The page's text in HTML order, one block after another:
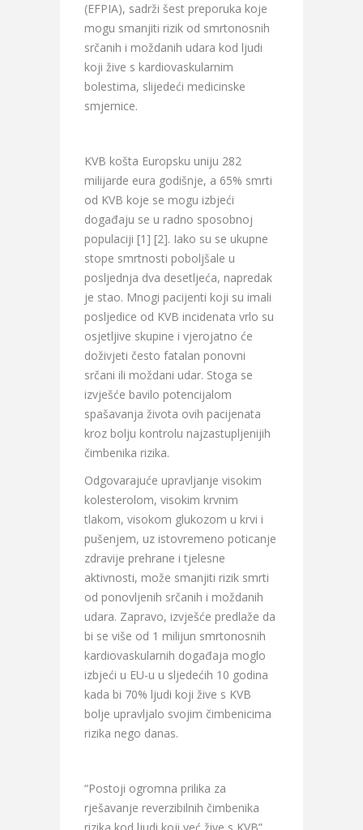
(EFPIA), sadrži šest preporuka koje
mogu smanjiti rizik od smrtonosnih
srčanih i moždanih udara kod ljudi
koji žive s kardiovaskularnim
bolestima, slijedeći medicinske
smjernice.
KVB košta Europsku uniju 282
milijarde eura godišnje, a 65% smrti
od KVB koje se mogu izbjeći
događaju se u radno sposobnoj
populaciji [1] [2]. Iako su se ukupne
stope smrtnosti poboljšale u
posljednja dva desetljeća, napredak
je stao. Mnogi pacijenti koji su imali
posljedice od KVB incidenata vrlo su
osjetljive skupine i vjerojatno će
doživjeti često fatalan ponovni
srčani ili moždani udar. Stoga se
izvješće bavilo potencijalom
spašavanja života ovih pacijenata
kroz bolju kontrolu najzastupljenijih
čimbenika rizika.
Odgovarajuće upravljanje visokim
kolesterolom, visokim krvnim
tlakom, visokom glukozom u krvi i
pušenjem, uz istovremeno poticanje
zdravije prehrane i tjelesne
aktivnosti, može smanjiti rizik smrti
od ponovljenih srčanih i moždanih
udara. Zapravo, izvješće predlaže da
bi se više od 1 milijun smrtonosnih
kardiovaskularnih događaja moglo
izbjeći u EU-u u sljedećih 10 godina
kada bi 70% ljudi koji žive s KVB
bolje upravljalo svojim čimbenicima
rizika nego danas.
“Postoji ogromna prilika za
rješavanje reverzibilnih čimbenika